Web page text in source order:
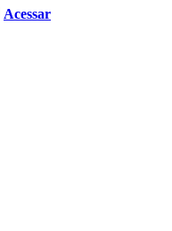
Acessar